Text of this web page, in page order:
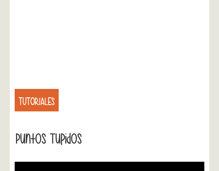
TUTORIALES
Puntos Tupidos